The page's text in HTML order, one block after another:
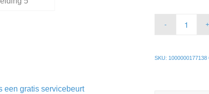
een gratis servicebeurt
SKU: 1000000177138